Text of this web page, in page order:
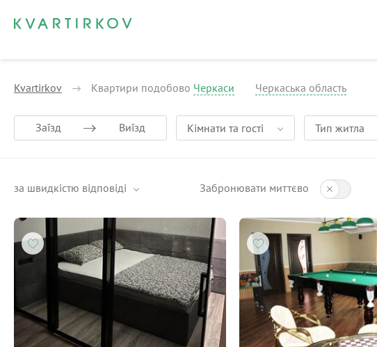
Kvartirkov Квартири подобово Черкаси Черкаська область
Заїзд Виїзд Кімнати та гості Тип житла
за швидкістю відповіді Забронювати миттєво